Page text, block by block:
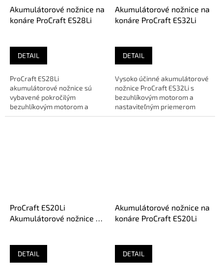
Akumulátorové nožnice na
konáre ProCraft ES28Li
DETAIL
ProCraft ES28Li
akumulátorové nožnice sú
vybavené pokročilým
bezuhlíkovým motorom a
odolnými čepeľami pre
Akumulátorové nožnice na
konáre ProCraft ES32Li
DETAIL
Vysoko účinné akumulátorové
nožnice ProCraft ES32Li s
bezuhlíkovým motorom a
nastaviteľným priemerom
rezu sú ideálnym nástrojom
ProCraft ES20Li
Akumulátorové nožnice na
DETAIL
Akumulátorové nožnice na
konáre ProCraft ES20Li
DETAIL